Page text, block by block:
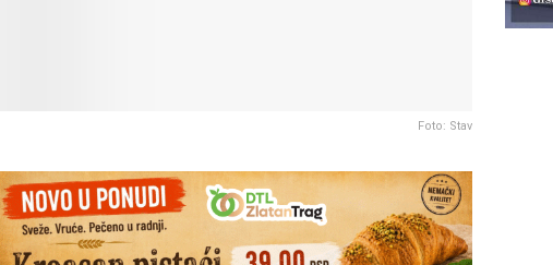
Foto: Stav